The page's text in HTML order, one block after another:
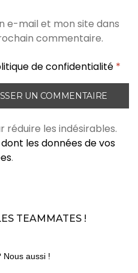
e-mail et mon site dans
commentaire.
de confidentialité *
réduire les indésirables.
les données de vos
.
TEAMMATES !
Nous aussi !